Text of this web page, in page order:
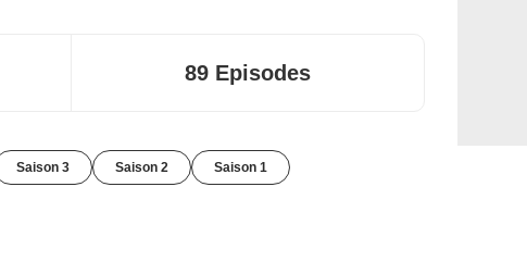
89 Episodes
Saison 3 Saison 2 Saison 1